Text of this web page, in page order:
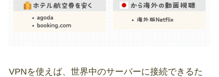
VPNを使えば、世界中のサーバーに接続できるた